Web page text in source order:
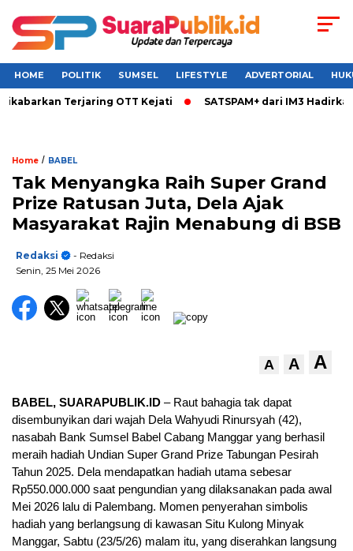
HOME POLITIK SUMSEL LIFESTYLE ADVERTORIAL
Terjaring OTT Kejati SATSPAM+ dari IM3
Home / BABEL
Tak Menyangka Raih Super Grand
Prize Ratusan Juta, Dela Ajak
Masyarakat Rajin Menabung di BSB
Redaksi
- Redaksi
Senin, 25 Mei 2026
A A A
BABEL, SUARAPUBLIK.ID – Raut bahagia tak dapat
disembunyikan dari wajah Dela Wahyudi Rinursyah (42),
nasabah Bank Sumsel Babel Cabang Manggar yang berhasil
meraih hadiah Undian Super Grand Prize Tabungan Pesirah
Tahun 2025. Dela mendapatkan hadiah utama sebesar
Rp550.000.000 saat pengundian yang dilaksanakan pada awal
Mei 2026 lalu di Palembang. Momen penyerahan simbolis
hadiah yang berlangsung di kawasan Situ Kulong Minyak
Manggar, Sabtu (23/5/26) malam itu, yang diserahkan langsung